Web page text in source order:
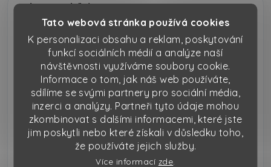
Tato webová stránka používá cookies
K personalizaci obsahu a reklam, poskytování
funkcí sociálních médií a analýze naší
návštěvnosti využíváme soubory cookie.
Informace o tom, jak náš web používáte,
sdílíme se svými partnery pro sociální média,
inzerci a analýzy. Partneři tyto údaje mohou
zkombinovat s dalšími informacemi, které jste
jim poskytli nebo které získali v důsledku toho,
že používáte jejich služby.
Více informací zde
Jak to probíhá
Čtyři kroky, jednoduchá domluva, minimum
zdržení.
1) Poptávka
JMK
obec / adresa přistavení
typ odpadu a stručný popis
preferovaný objem 5 / 7 / 10 / 12 m³
termín přistavení a odvozu